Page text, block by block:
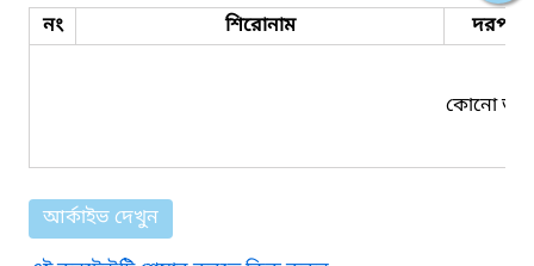
নং শিরোনাম দরপত্র
কোনো তথ্য
আর্কাইভ দেখুন